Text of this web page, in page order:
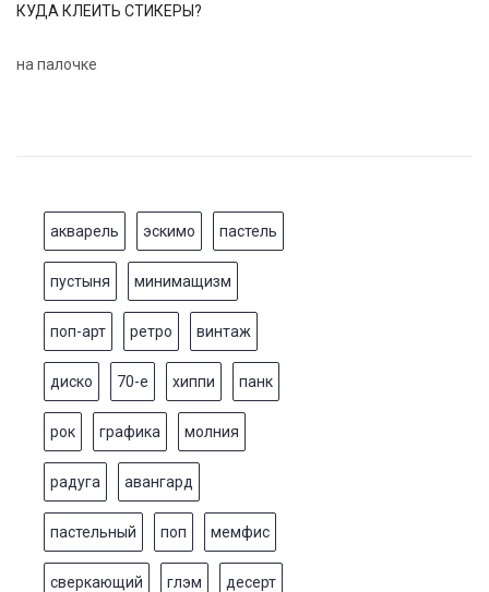
КУДА КЛЕИТЬ СТИКЕРЫ?
на палочке
акварель эскимо пастель
пустыня минимащизм
поп-арт ретро винтаж
диско 70-е хиппи панк
рок графика молния
радуга авангард
пастельный поп мемфис
сверкающий глэм десерт